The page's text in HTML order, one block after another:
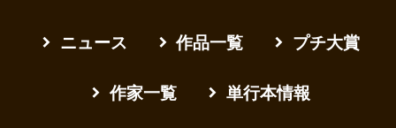
ニュース 作品一覧 プチ大賞
作家一覧 単行本情報